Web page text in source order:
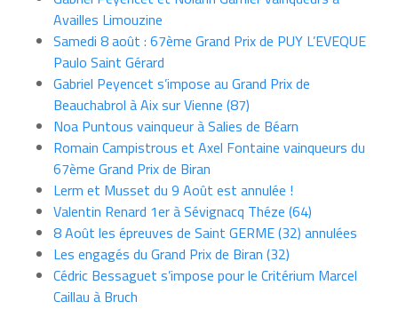
Availles Limouzine
Samedi 8 août : 67ème Grand Prix de PUY L’EVEQUE
Paulo Saint Gérard
Gabriel Peyencet s’impose au Grand Prix de
Beauchabrol à Aix sur Vienne (87)
Noa Puntous vainqueur à Salies de Béarn
Romain Campistrous et Axel Fontaine vainqueurs du
67ème Grand Prix de Biran
Lerm et Musset du 9 Août est annulée !
Valentin Renard 1er à Sévignacq Théze (64)
8 Août les épreuves de Saint GERME (32) annulées
Les engagés du Grand Prix de Biran (32)
Cédric Bessaguet s’impose pour le Critérium Marcel
Caillau à Bruch